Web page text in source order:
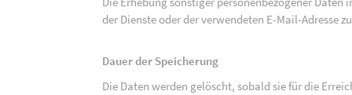
der Dienste oder der verwendeten E-Mail-Adresse
Dauer der Speicherung
Die Daten werden gelöscht, sobald sie für die